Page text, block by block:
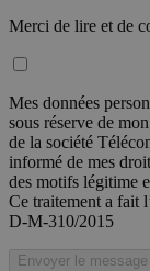
Merci de lire et de
Mes données
sous réserve de
de la société
informé de mes
des motifs légitime
Ce traitement a fait
D-M-310/2015
Envoyer le message